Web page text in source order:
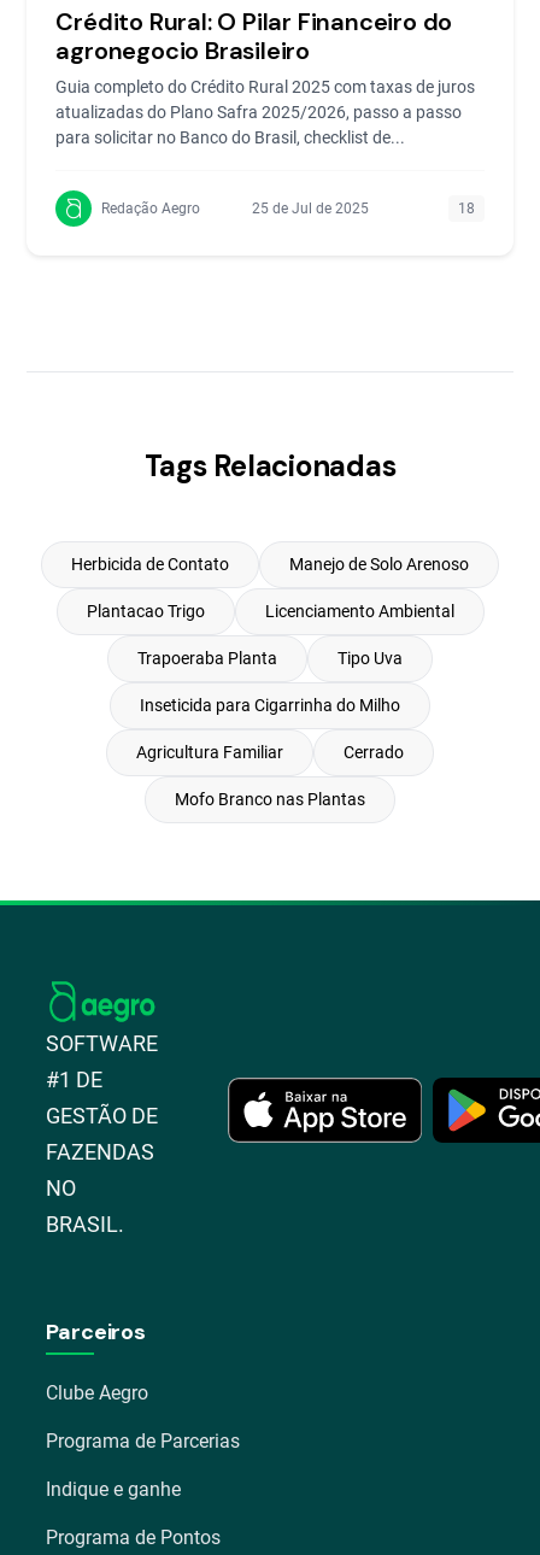
Crédito Rural: O Pilar Financeiro do
agronegocio Brasileiro
Guia completo do Crédito Rural 2025 com taxas de juros
atualizadas do Plano Safra 2025/2026, passo a passo
para solicitar no Banco do Brasil, checklist de...
Redação Aegro 25 de Jul de 2025 18
Tags Relacionadas
Herbicida de Contato Manejo de Solo Arenoso
Plantacao Trigo Licenciamento Ambiental
Trapoeraba Planta Tipo Uva
Inseticida para Cigarrinha do Milho
Agricultura Familiar Cerrado
Mofo Branco nas Plantas
SOFTWARE
#1 DE
GESTÃO DE
FAZENDAS
NO
BRASIL.
Parceiros
Clube Aegro
Programa de Parcerias
Indique e ganhe
Programa de Pontos